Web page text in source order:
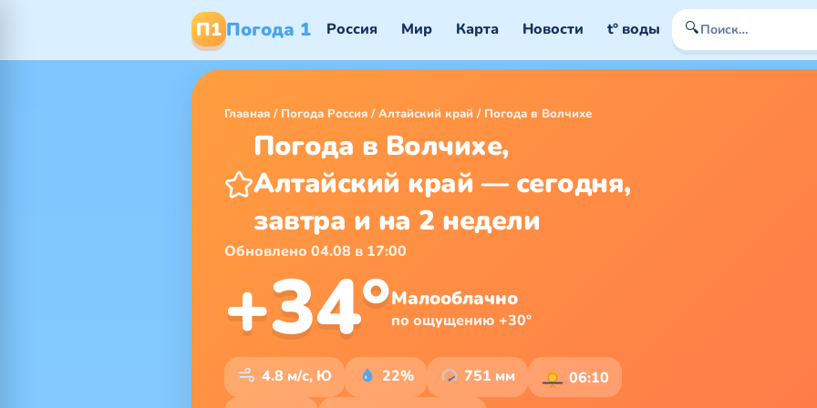
П1 Погода 1 Россия Мир Карта Новости t° воды 🔍
Главная / Погода Россия /Алтайский край / Погода в Волчихе
Погода в Волчихе,
Алтайский край — сегодня,
завтра и на 2 недели
Обновлено 04.08 в 17:00
+34°Малооблачно
по ощущению +30°
4.8 м/с, Ю 22% 751 мм
06:10